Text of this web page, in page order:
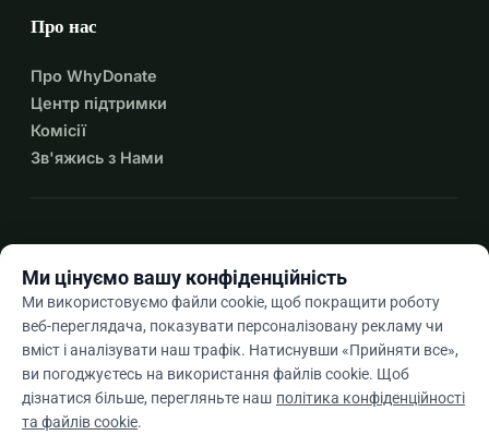
Про нас
Про WhyDonate
Центр підтримки
Комісії
Зв'яжись з Нами
Ukarrow_drop_down
★★★★★4,9 / 5 на основі 500+ відгуків
Ми цінуємо вашу конфіденційність
Ми використовуємо файли cookie, щоб покращити роботу
веб-переглядача, показувати персоналізовану рекламу чи
вміст і аналізувати наш трафік. Натиснувши «Прийняти все»,
ви погоджуєтесь на використання файлів cookie. Щоб
дізнатися більше, перегляньте наш політика конфіденційності
та файлів cookie.